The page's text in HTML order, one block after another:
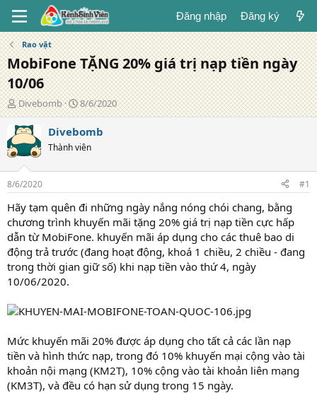
Đăng nhập Đăng ký
Rao vặt
MobiFone TẶNG 20% giá trị nạp tiền ngày
10/06
T
á
c
g
i
ả
Divebomb
N
g
à
y
đ
g
8/6/2020
Divebomb
Thành viên
8/6/2020 #1
Hãy tạm quên đi những ngày nắng nóng chói chang, bằng
chương trình khuyến mãi tặng 20% giá trị nạp tiền cực hấp
dẫn từ MobiFone. khuyến mãi áp dụng cho các thuê bao di
động trả trước (đang hoạt động, khoá 1 chiều, 2 chiều - đang
trong thời gian giữ số) khi nạp tiền vào thứ 4, ngày
10/06/2020.
Mức khuyến mãi 20% được áp dụng cho tất cả các lần nạp
tiền và hình thức nạp, trong đó 10% khuyến mại cộng vào tài
khoản nội mạng (KM2T), 10% cộng vào tài khoản liên mạng
(KM3T), và đều có hạn sử dụng trong 15 ngày.